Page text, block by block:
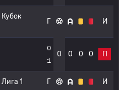
Кубок
Г И
0
1
0 0 0 0 П
Лига 1 Г И